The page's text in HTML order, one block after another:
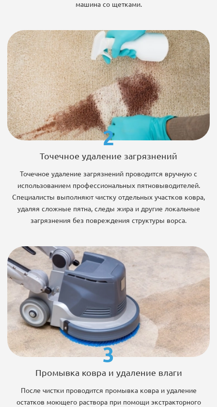
машина со щетками.
2
Точечное удаление загрязнений
Точечное удаление загрязнений проводится вручную с
использованием профессиональных пятновыводителей.
Специалисты выполняют чистку отдельных участков ковра,
удаляя сложные пятна, следы жира и другие локальные
загрязнения без повреждения структуры ворса.
3
Промывка ковра и удаление влаги
После чистки проводится промывка ковра и удаление
остатков моющего раствора при помощи экстракторного